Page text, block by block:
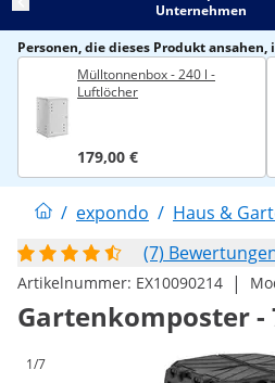
Unternehmen
Personen, die dieses Produkt
Mülltonnenbox - 240 l -
Luftlöcher
179,00 €
/ expondo / Haus &
(7)
Artikelnummer: EX10090214 |
Gartenkomposter -
1/7